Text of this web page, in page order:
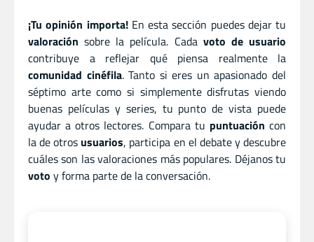
¡Tu opinión importa!En esta sección puedes dejar tu
valoración sobre la película. Cada voto de usuario
contribuye a reflejar qué piensa realmente la
comunidad cinéfila. Tanto si eres un apasionado del
séptimo arte como si simplemente disfrutas viendo
buenas películas y series, tu punto de vista puede
ayudar a otros lectores. Compara tu puntuación con
la de otros usuarios, participa en el debate y descubre
cuáles son las valoraciones más populares. Déjanos tu
voto y forma parte de la conversación.